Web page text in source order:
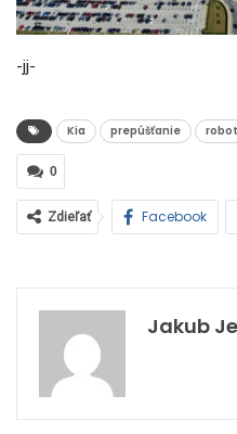
-jj-
Kia prepúšťanie
0
Zdieľať Facebook
Jakub